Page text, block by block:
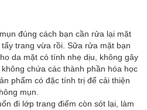
đúng cách bạn cần rửa lại mặt
trang vừa rồi. Sữa rửa mặt bạn
da mặt có tính nhẹ dịu, không gây
chứa các thành phần hóa học
phẩm có đặc tính trị để cải thiện
mụn.
đi lớp trang điểm còn sót lại, làm